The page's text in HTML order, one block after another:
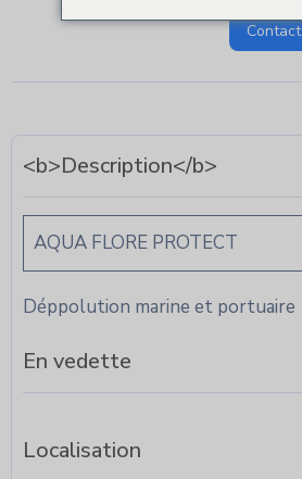
Contact
<b>Description</b>
AQUA FLORE PROTECT
Déppolution marine et portuaire
En vedette
Localisation